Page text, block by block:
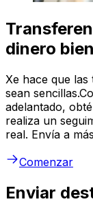
dinero
Xe hace que
sean
adelantado,
realiza un
real. Envía a
Comenzar
Enviar